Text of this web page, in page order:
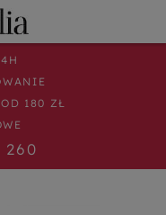
180 ZŁ
260